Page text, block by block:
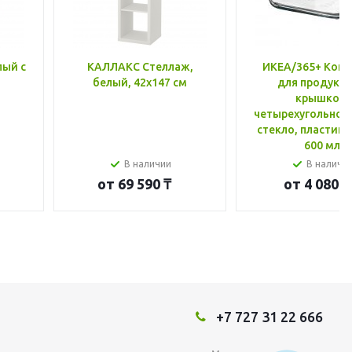
с
КАЛЛАКС Стеллаж,
белый, 42x147 см
В наличии
от 69 590 ₸
ИКЕА/365+
для
крышкой,
стекло, пластик
600 мл
В
от 4 080 ₸
+7 727 31 22 666